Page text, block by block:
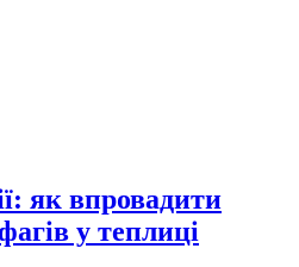
як впровадити
у теплиці